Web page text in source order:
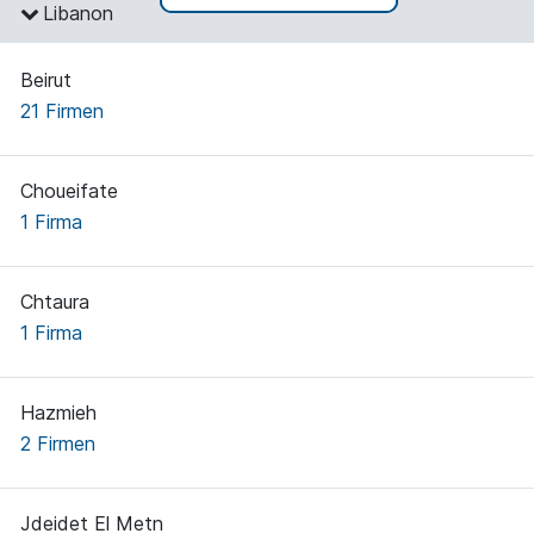
Libanon
Beirut
21 Firmen
Choueifate
1 Firma
Chtaura
1 Firma
Hazmieh
2 Firmen
Jdeidet El Metn